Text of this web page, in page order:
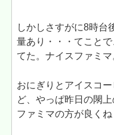
しかしさすがに8時台
量あり・・・てこと
てた。ナイスファミマ
おにぎりとアイスコ
ど、やっぱ昨日の閖
ファミマの方が良くね